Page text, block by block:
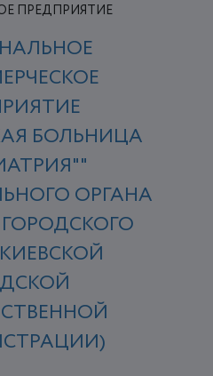
ПРЕДПРИЯТИЕ
БОЛЬНИЦА
ОРГАНА